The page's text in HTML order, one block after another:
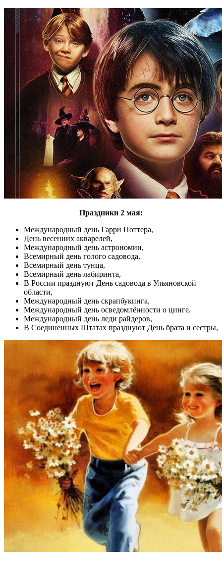
Праздники 2 мая:
Международный день Гарри Поттера,
День весенних акварелей,
Международный день астрономии,
Всемирный день голого садовода,
Всемирный день тунца,
Всемирный день лабиринта,
В России празднуют День садовода в Ульяновской
области,
Международный день скрапбукинга,
Международный день осведомлённости о цинге,
Международный день леди райдеров,
В Соединенных Штатах празднуют День брата и сестры,